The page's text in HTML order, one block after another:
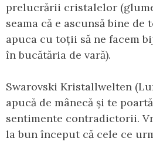
prelucrării cristalelor
seama că e ascunsă bine de
apuca cu toții să ne facem
în bucătăria de vară).
Swarovski Kristallwelten
apucă de mânecă și te
sentimente contradictorii.
la bun început că cele ce